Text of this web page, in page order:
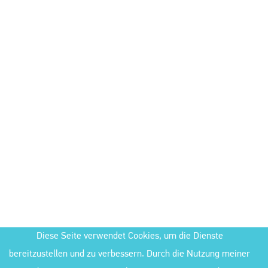
Diese Seite verwendet Cookies, um die Dienste
bereitzustellen und zu verbessern. Durch die Nutzung meiner